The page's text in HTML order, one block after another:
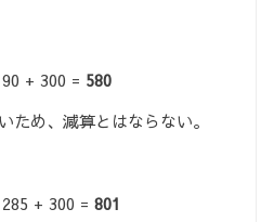
+ 300 = 580
め、 減算とはならない。
+ 300 = 801